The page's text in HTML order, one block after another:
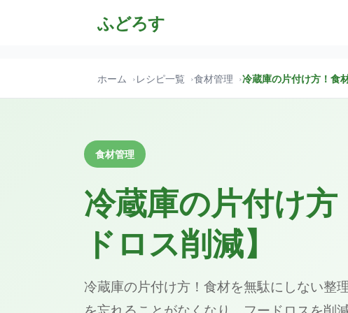
ふどろす
ホーム レシピ一覧 食材管理 冷蔵庫の片付け方！食
食材管理
冷蔵庫の片付け
ドロス削減】
冷蔵庫の片付け方！食材を無駄にしない整
を忘れることがなくなり、フードロスを削減